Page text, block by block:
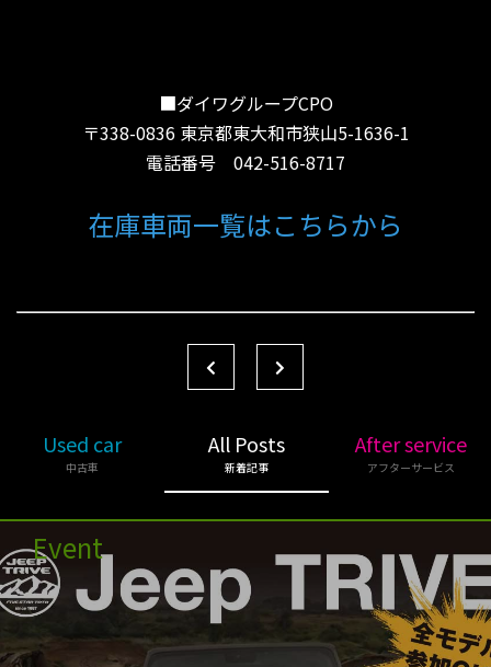
■ダイワグループCPO
〒338-0836 東京都東大和市狭山5-1636-1
電話番号 042-516-8717
在庫車両一覧はこちらから
Used car
中古車
All Posts
新着記事
After service
アフターサービス
Event